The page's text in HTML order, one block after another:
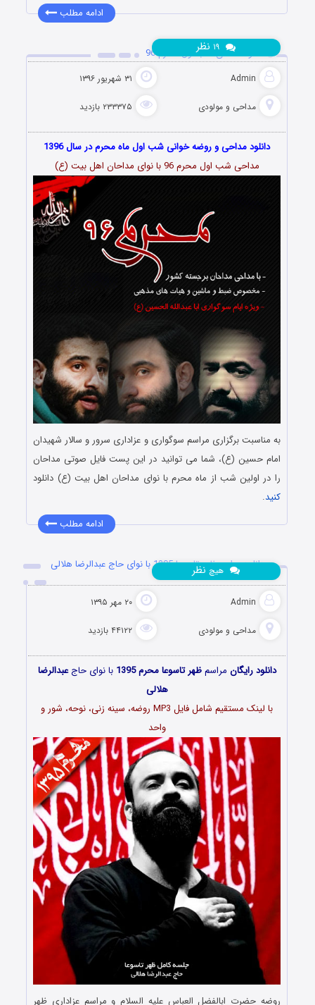
ادامه مطلب
دانلود مداحی شب اول محرم 96
Admin ۳۱ شهریور ۱۳۹۶
مداحی و مولودی ۲۳۳۳۷۵ بازدید
نظر
دانلود مداحی و روضه خوانی شب اول ماه محرم در سال 1396
مداحی شب اول محرم 96 با نوای مداحان اهل بیت (ع)
به مناسبت برگزاری مراسم سوگواری و عزاداری سرور و سالار شهیدان
امام حسین (ع)، شما می توانید در این پست فایل صوتی مداحان
را در اولین شب از ماه محرم با نوای مداحان اهل بیت (ع) دانلود
کنید.
ادامه مطلب
دانلود مراسم ظهر تاسوعا 1395 با نوای حاج عبدالرضا هلالی
Admin ۲۰ مهر ۱۳۹۵
مداحی و مولودی ۴۴۱۲۲ بازدید
هیچ نظر
دانلود رایگان مراسمظهر تاسوعا محرم 1395 با نوای حاجعبدالرضا
هلالی
با لینک مستقیم شامل فایل MP3 روضه، سینه زنی، نوحه، شور و
واحد
روضه حضرت ابالفضل العباس علیه السلام و مراسم عزاداری ظهر